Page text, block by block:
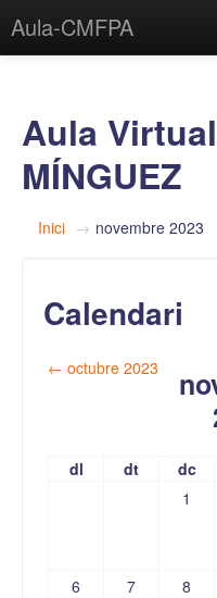
Aula-CMFPA
Aula
MÍNGUEZ
Inici → novembre 2023
Calendari
← octubre 2023
dl dt dc
1
6 7 8